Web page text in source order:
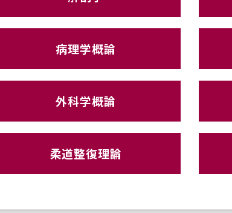
病理学概論
外科学概論
柔道整復理論